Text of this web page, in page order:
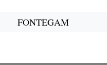
FONTEGAM